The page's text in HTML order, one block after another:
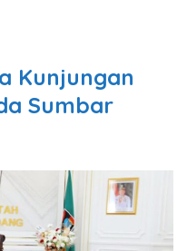
Kunjungan
Sumbar